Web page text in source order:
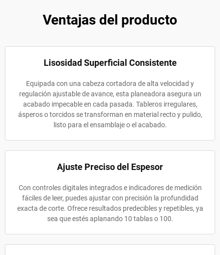
Ventajas del producto
Lisosidad Superficial Consistente
Equipada con una cabeza cortadora de alta velocidad y
regulación ajustable de avance, esta planeadora asegura un
acabado impecable en cada pasada. Tableros irregulares,
ásperos o torcidos se transforman en material recto y pulido,
listo para el ensamblaje o el acabado.
Ajuste Preciso del Espesor
Con controles digitales integrados e indicadores de medición
fáciles de leer, puedes ajustar con precisión la profundidad
exacta de corte. Ofrece resultados predecibles y repetibles, ya
sea que estés aplanando 10 tablas o 100.